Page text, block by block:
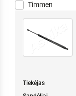
Timmen
Tiekėjas